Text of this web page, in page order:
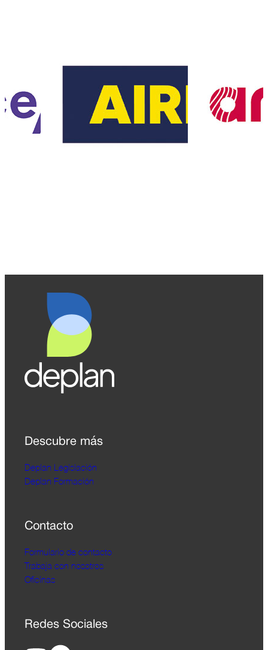
Descubre más
Deplan Legislación
Deplan Formación
Contacto
Formulario de contacto
Trabaja con nosotros
Oficinas
Redes Sociales